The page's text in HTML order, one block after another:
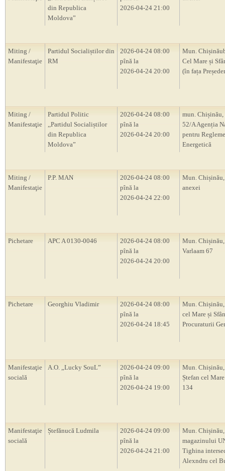
din Republica
Moldova”
2026-04-24 21:00
Miting /
Manifestaţie
Partidul Socialiștilor din
RM
2026-04-24 08:00
pînă la
2026-04-24 20:00
Mun.
Cel Mare și
(în fața
Miting /
Manifestaţie
Partidul Politic
,,Partidul Socialiștilor
din Republica
Moldova”
2026-04-24 08:00
pînă la
2026-04-24 20:00
mun. Chișinău,
52/A Agenția
pentru
Energetică
Miting /
Manifestaţie
P.P. MAN
2026-04-24 08:00
pînă la
2026-04-24 22:00
Mun.
anexei
Pichetare APC A 0130-0046
2026-04-24 08:00
pînă la
2026-04-24 20:00
Mun. Chișinău,
Varlaam 67
Pichetare Georghiu Vladimir
2026-04-24 08:00
pînă la
2026-04-24 18:45
Mun.
cel Mare și
Procuraturii
Manifestaţie
socială
A.O. „Lucky SouL”
2026-04-24 09:00
pînă la
2026-04-24 19:00
Mun.
Ștefan cel
134
Manifestaţie
socială
Ștefănucă Ludmila
2026-04-24 09:00
pînă la
2026-04-24 21:00
Mun.
magazinului
Tighina
Alexndru cel